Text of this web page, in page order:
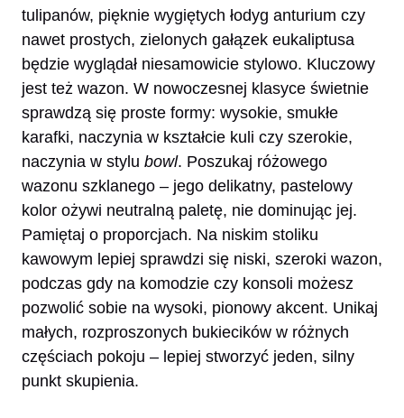
tulipanów, pięknie wygiętych łodyg anturium czy
nawet prostych, zielonych gałązek eukaliptusa
będzie wyglądał niesamowicie stylowo. Kluczowy
jest też wazon. W nowoczesnej klasyce świetnie
sprawdzą się proste formy: wysokie, smukłe
karafki, naczynia w kształcie kuli czy szerokie,
naczynia w stylu bowl. Poszukaj różowego
wazonu szklanego – jego delikatny, pastelowy
kolor ożywi neutralną paletę, nie dominując jej.
Pamiętaj o proporcjach. Na niskim stoliku
kawowym lepiej sprawdzi się niski, szeroki wazon,
podczas gdy na komodzie czy konsoli możesz
pozwolić sobie na wysoki, pionowy akcent. Unikaj
małych, rozproszonych bukiecików w różnych
częściach pokoju – lepiej stworzyć jeden, silny
punkt skupienia.